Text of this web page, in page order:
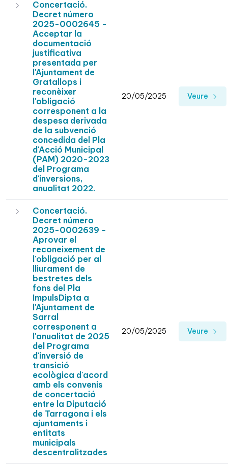
Concertació.
Decret número
2025-0002645 -
Acceptar la
documentació
justificativa
presentada per
l'Ajuntament de
Gratallops i
reconèixer
l'obligació
corresponent a la
despesa derivada
de la subvenció
concedida del Pla
d'Acció Municipal
(PAM) 2020-2023
del Programa
d'inversions,
anualitat 2022.
20/05/2025 Veure
Concertació.
Decret número
2025-0002639 -
Aprovar el
reconeixement de
l'obligació per al
lliurament de
bestretes dels
fons del Pla
ImpulsDipta a
l'Ajuntament de
Sarral
corresponent a
l'anualitat de 2025
del Programa
d'inversió de
transició
ecològica d'acord
amb els convenis
de concertació
entre la Diputació
de Tarragona i els
ajuntaments i
entitats
municipals
descentralitzades
20/05/2025 Veure